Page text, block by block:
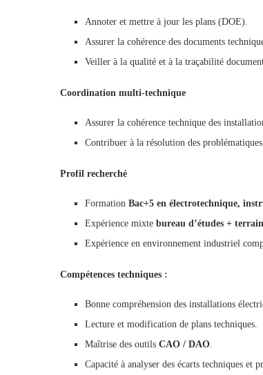
Annoter et mettre à jour les plans (DOE).
Assurer la cohérence des documents
Veiller à la qualité et à la traçabilité
Coordination multi-technique
Assurer la cohérence technique des
Contribuer à la résolution des
Profil recherché
Formation Bac+5 en électrotechnique,
Expérience mixte bureau d’études + terrain
Expérience en environnement industriel
Compétences techniques :
Bonne compréhension des installations
Lecture et modification de plans techniques.
Maîtrise des outils CAO / DAO.
Capacité à analyser des écarts techniques et